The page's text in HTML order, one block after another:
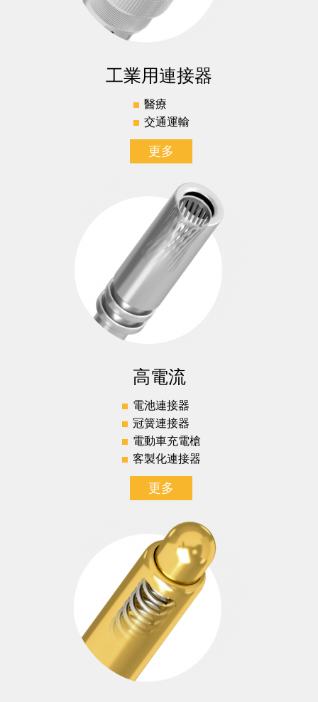
工業用連接器
醫療
交通運輸
更多
高電流
電池連接器
冠簧連接器
電動車充電槍
客製化連接器
更多